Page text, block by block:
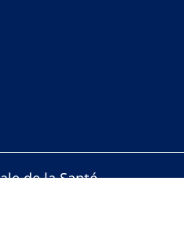
de la Santé